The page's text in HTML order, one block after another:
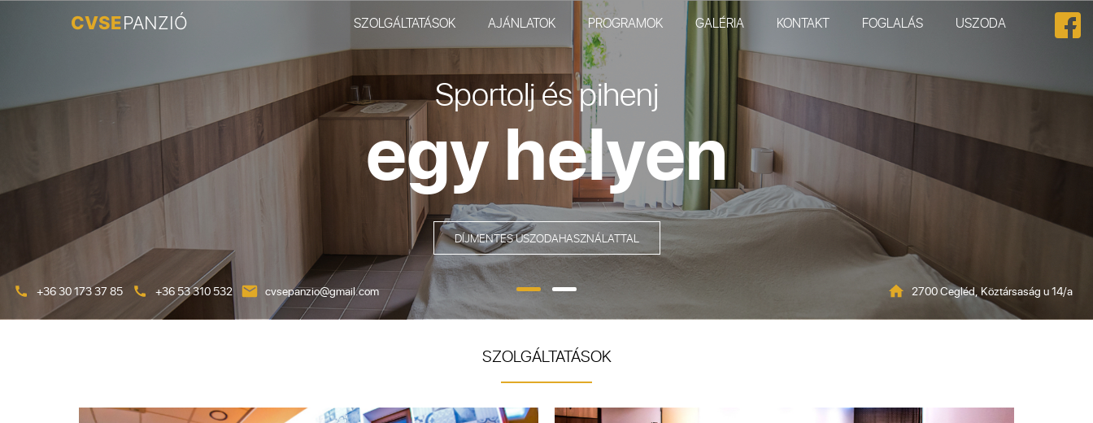
SZOLGÁLTATÁSOK AJÁNLATOK PROGRAMOK GALÉRIA KONTAKT FOGLALÁS USZODA
2700 Cegléd, Köztársaság u 14/a
+36 30 173 37 85 +36 53 310 532 cvsepanzio@gmail.com
Sportolj és pihenj
egy helyen
DÍJMENTES USZODAHASZNÁLATTAL
SZOLGÁLTATÁSOK